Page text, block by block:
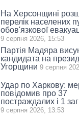
На Херсонщині
перелік населених
обов'язкової
9 серпня 2026, 15:53
Партія Мадяра
кандидата на
Угорщини 9 серпня
Удар по Харкову:
повідомив про 37
постраждалих і 1
9 серпня 2026, 13:53